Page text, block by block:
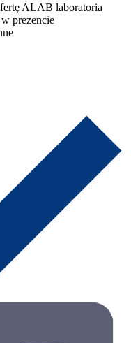
ALAB laboratoria
prezencie